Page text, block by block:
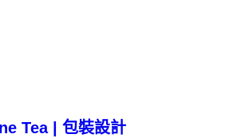
Tea | 包裝設計